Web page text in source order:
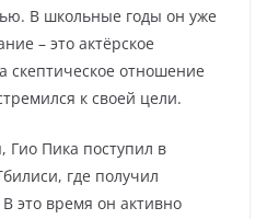
В школьные годы он уже
– это актёрское
скептическое отношение
к своей цели.
Гио Пика поступил в
где получил
это время он активно